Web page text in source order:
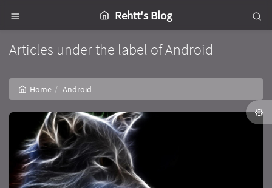
Rehtt's Blog
Articles under the label of Android
Home Android